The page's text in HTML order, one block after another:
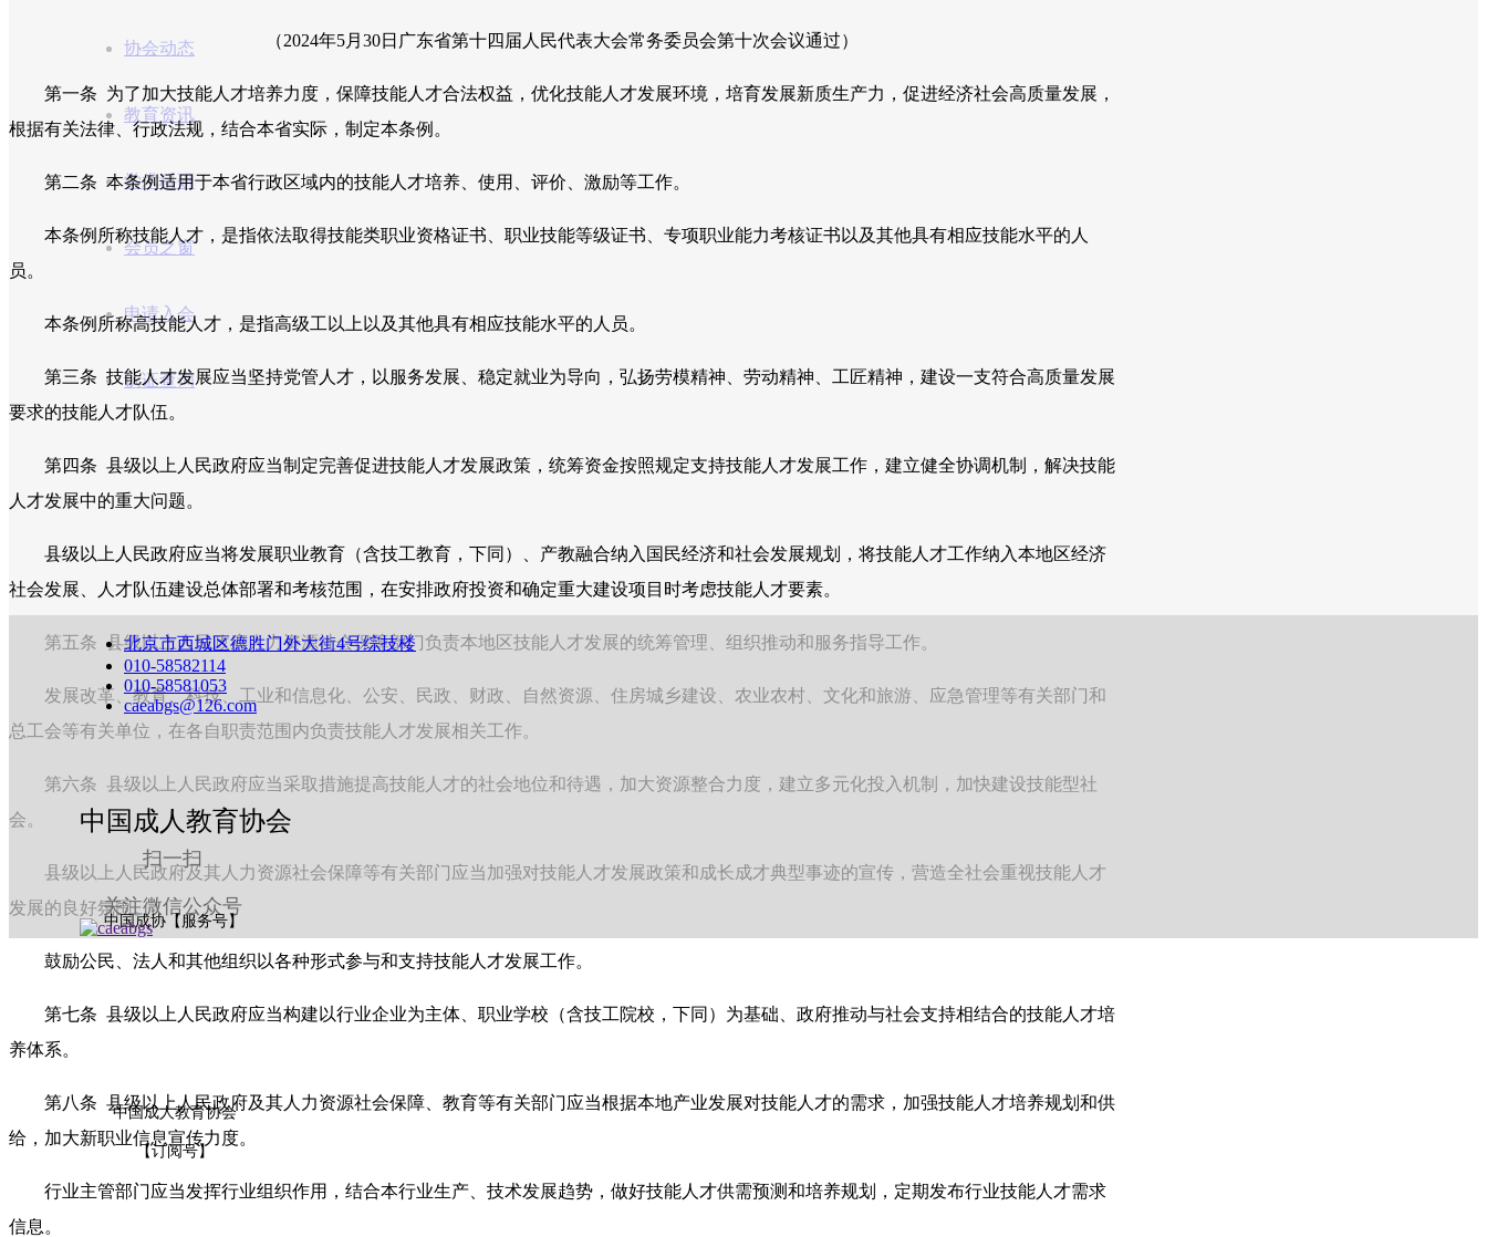
协会动态
教育资讯
学术科研
会员之窗
申请入会
认证查询
（2024年5月30日广东省第十四届人民代表大会常务委员会第十次会议通过）
第一条 为了加大技能人才培养力度，保障技能人才合法权益，优化技能人才发展环境，培育发展新质生产力，促进经济社会高质量发展，
根据有关法律、行政法规，结合本省实际，制定本条例。
第二条 本条例适用于本省行政区域内的技能人才培养、使用、评价、激励等工作。
本条例所称技能人才，是指依法取得技能类职业资格证书、职业技能等级证书、专项职业能力考核证书以及其他具有相应技能水平的人
员。
本条例所称高技能人才，是指高级工以上以及其他具有相应技能水平的人员。
第三条 技能人才发展应当坚持党管人才，以服务发展、稳定就业为导向，弘扬劳模精神、劳动精神、工匠精神，建设一支符合高质量发展
要求的技能人才队伍。
第四条 县级以上人民政府应当制定完善促进技能人才发展政策，统筹资金按照规定支持技能人才发展工作，建立健全协调机制，解决技能
人才发展中的重大问题。
县级以上人民政府应当将发展职业教育（含技工教育，下同）、产教融合纳入国民经济和社会发展规划，将技能人才工作纳入本地区经济
社会发展、人才队伍建设总体部署和考核范围，在安排政府投资和确定重大建设项目时考虑技能人才要素。
第五条 县级以上人民政府人力资源社会保障部门负责本地区技能人才发展的统筹管理、组织推动和服务指导工作。
发展改革、教育、科技、工业和信息化、公安、民政、财政、自然资源、住房城乡建设、农业农村、文化和旅游、应急管理等有关部门和
总工会等有关单位，在各自职责范围内负责技能人才发展相关工作。
第六条 县级以上人民政府应当采取措施提高技能人才的社会地位和待遇，加大资源整合力度，建立多元化投入机制，加快建设技能型社
会。
县级以上人民政府及其人力资源社会保障等有关部门应当加强对技能人才发展政策和成长成才典型事迹的宣传，营造全社会重视技能人才
发展的良好氛围。
鼓励公民、法人和其他组织以各种形式参与和支持技能人才发展工作。
第七条 县级以上人民政府应当构建以行业企业为主体、职业学校（含技工院校，下同）为基础、政府推动与社会支持相结合的技能人才培
养体系。
第八条 县级以上人民政府及其人力资源社会保障、教育等有关部门应当根据本地产业发展对技能人才的需求，加强技能人才培养规划和供
给，加大新职业信息宣传力度。
行业主管部门应当发挥行业组织作用，结合本行业生产、技术发展趋势，做好技能人才供需预测和培养规划，定期发布行业技能人才需求
信息。
北京市西城区德胜门外大街4号综技楼
010-58582114
010-58581053
caeabgs@126.com
中国成人教育协会
扫一扫
关注微信公众号
中国成协【服务号】
中国成人教育协会
【订阅号】